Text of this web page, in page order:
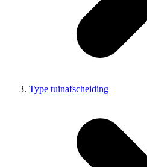
Type tuinafscheiding